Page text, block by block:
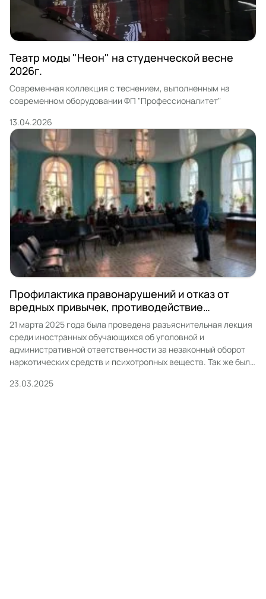
Театр моды "Неон" на студенческой весне
2026г.
Современная коллекция с теснением, выполненным на
современном оборудовании ФП "Профессионалитет"
13.04.2026
Профилактика правонарушений и отказ от
вредных привычек, противодействие
наркомании
21 марта 2025 года была проведена разъяснительная лекция
среди иностранных обучающихся об уголовной и
административной ответственности за незаконный оборот
наркотических средств и психотропных веществ. Так же было
психологического центра «Выбор», Шарафутдиновым
23.03.2025